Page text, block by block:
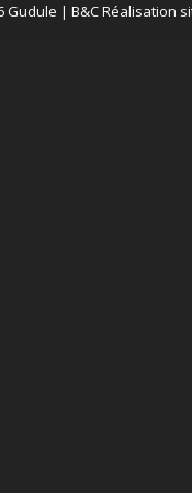
Gudule | B&C Réalisation